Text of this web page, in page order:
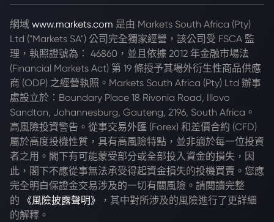
網域 www.markets.com 是由 Markets South Africa (Pty)
Ltd ("Markets SA") 公司完全獨家經營，該公司受 FSCA 監
理，執照證號為： 46860，並且依據 2012 年金融市場法
(Financial Markets Act) 第 19 條授予其場外衍生性商品供應
商 (ODP) 之經營執照。Markets South Africa (Pty) Ltd 辦事
處設立於：Boundary Place 18 Rivonia Road, Illovo
Sandton, Johannesburg, Gauteng, 2196, South Africa。
高風險投資警告。從事交易外匯 (Forex) 和差價合約 (CFD)
屬於高度投機性質，具有高風險特點，並非適於每一位投資
者之用。閣下有可能蒙受部分或全部投入資金的損失，因
此，閣下不應從事無法承受得起資金損失的投機買賣。您應
完全明白保證金交易涉及的一切有關風險。請閱讀完整
的
《風險披露聲明》
，其中對所涉及的風險進行了更詳細
的解釋。